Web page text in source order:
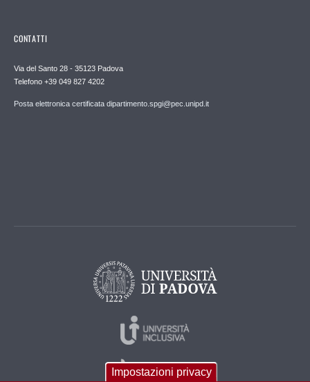
CONTATTI
Via del Santo 28 - 35123 Padova
Telefono +39 049 827 4202
Posta elettronica certificata dipartimento.spgi@pec.unipd.it
Impostazioni privacy